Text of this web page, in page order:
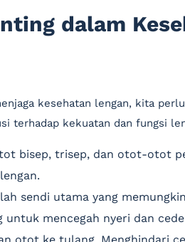
dalam
kesehatan lengan, kita
terhadap kekuatan dan fungsi
bisep, trisep, dan otot-otot
sendi utama yang
untuk mencegah nyeri dan